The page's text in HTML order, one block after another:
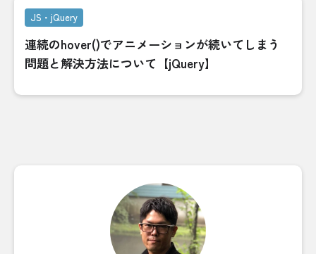
JS・jQuery
連続のhover()でアニメーションが続いてしまう
問題と解決方法について【jQuery】